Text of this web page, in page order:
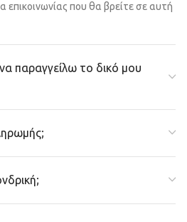
που θα βρείτε σε αυτή
παραγγείλω το δικό μου